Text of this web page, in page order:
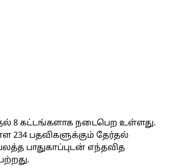
8 கட்டங்களாக நடைபெற உள்ளது.
234 பதவிகளுக்கும் தேர்தல்
பாதுகாப்புடன் எந்தவித